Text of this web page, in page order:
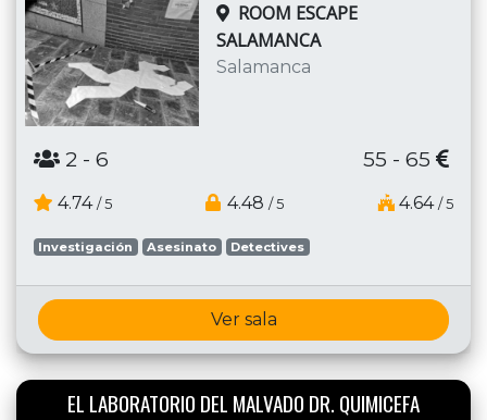
ROOM ESCAPE
SALAMANCA
Salamanca
2 - 6 55 - 65
4.74 / 5 4.48 / 5 4.64 / 5
Investigación Asesinato Detectives
Ver sala
EL LABORATORIO DEL MALVADO DR. QUIMICEFA